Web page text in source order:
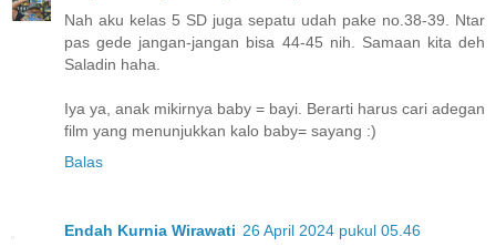
Nah aku kelas 5 SD juga sepatu udah pake no.38-39. Ntar
pas gede jangan-jangan bisa 44-45 nih. Samaan kita deh
Saladin haha.
Iya ya, anak mikirnya baby = bayi. Berarti harus cari adegan
film yang menunjukkan kalo baby= sayang :)
Balas
Endah Kurnia Wirawati 26 April 2024 pukul 05.46